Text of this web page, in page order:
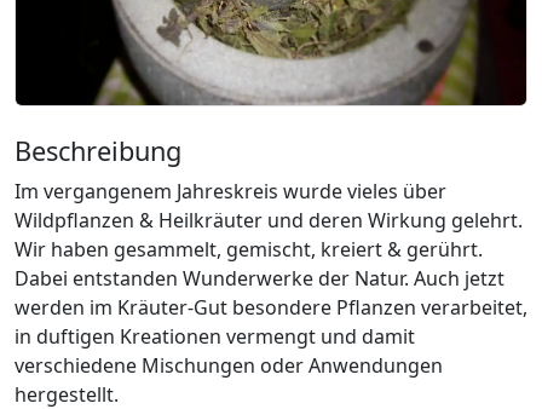
Beschreibung
Im vergangenem Jahreskreis wurde vieles über
Wildpflanzen & Heilkräuter und deren Wirkung gelehrt.
Wir haben gesammelt, gemischt, kreiert & gerührt.
Dabei entstanden Wunderwerke der Natur. Auch jetzt
werden im Kräuter-Gut besondere Pflanzen verarbeitet,
in duftigen Kreationen vermengt und damit
verschiedene Mischungen oder Anwendungen
hergestellt.